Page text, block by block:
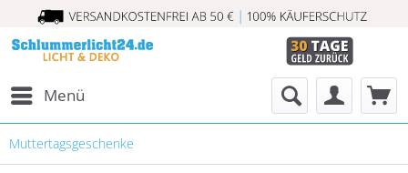
Menü
Muttertagsgeschenke